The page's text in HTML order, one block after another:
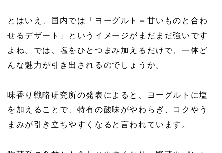
とはいえ、国内では「ヨーグルト＝甘いものと合わ
せるデザート」というイメージがまだまだ強いです
よね。では、塩をひとつまみ加えるだけで、一体ど
んな魅力が引き出されるのでしょうか。
味香り戦略研究所の発表によると、ヨーグルトに塩
を加えることで、特有の酸味がやわらぎ、コクやう
まみが引き立ちやすくなると言われています。